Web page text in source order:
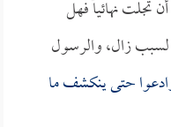
تجلت نهائياً فهل
لسبب زال، والرسول
حتى ينكشف ما